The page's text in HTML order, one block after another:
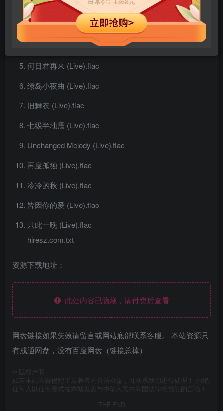
心跳 (Live).flac
东南西北 (Live).flac
海上花 (Live).flac
何日君再来 (Live).flac
绿岛小夜曲 (Live).flac
旧舞衣 (Live).flac
七级半地震 (Live).flac
Unchanged Melody (Live).flac
再度孤独 (Live).flac
冷冷的秋 (Live).flac
皆因你的爱 (Live).flac
只此一晚 (Live).flac
hiresz.com.txt
资源下载地址：
此处内容已隐藏，请付费后查看
网盘链接如果失效请留言或网站底部联系客服。 本站资源只
有成通网盘，没有百度网盘（链接总掉）
版权声明
如若本站内容侵犯了原著者的合法权益，可联系我们进行处理！ 拒绝
任何人以任何形式在本站发表与中华人民共和国法律相抵触的言论！
THE END